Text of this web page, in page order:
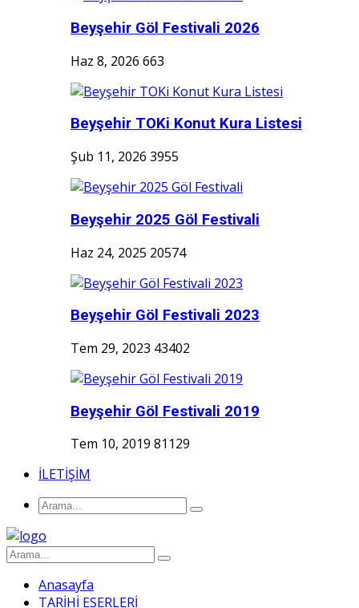
Beyşehir Göl Festivali 2026
Haz 8, 2026 663
Beyşehir TOKi Konut Kura Listesi
Şub 11, 2026 3955
Beyşehir 2025 Göl Festivali
Haz 24, 2025 20574
Beyşehir Göl Festivali 2023
Tem 29, 2023 43402
Beyşehir Göl Festivali 2019
Tem 10, 2019 81129
İLETİŞİM
Anasayfa
TARİHİ ESERLERİ